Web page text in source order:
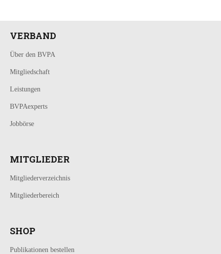
VERBAND
Über den BVPA
Mitgliedschaft
Leistungen
BVPAexperts
Jobbörse
MITGLIEDER
Mitgliederverzeichnis
Mitgliederbereich
SHOP
Publikationen bestellen